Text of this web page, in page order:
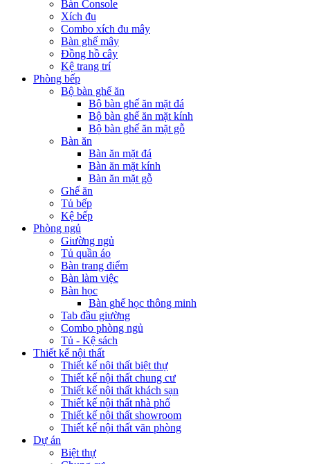
Bàn Console
Xích đu
Combo xích đu mây
Bàn ghế mây
Đồng hồ cây
Kệ trang trí
Phòng bếp
Bộ bàn ghế ăn
Bộ bàn ghế ăn mặt đá
Bộ bàn ghế ăn mặt kính
Bộ bàn ghế ăn mặt gỗ
Bàn ăn
Bàn ăn mặt đá
Bàn ăn mặt kính
Bàn ăn mặt gỗ
Ghế ăn
Tủ bếp
Kệ bếp
Phòng ngủ
Giường ngủ
Tủ quần áo
Bàn trang điểm
Bàn làm việc
Bàn học
Bàn ghế học thông minh
Tab đầu giường
Combo phòng ngủ
Tủ - Kệ sách
Thiết kế nội thất
Thiết kế nội thất biệt thự
Thiết kế nội thất chung cư
Thiết kế nội thất khách sạn
Thiết kế nội thất nhà phố
Thiết kế nội thất showroom
Thiết kế nội thất văn phòng
Dự án
Biệt thự